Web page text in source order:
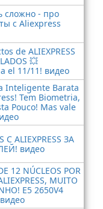
сложно - про
с Aliexpress
de ALIEXPRESS
💥
el 11/11! видео
Inteligente Barata
Tem Biometria,
Pouco! Mas vale
С ALIEXPRESS ЗА
видео
12 NÚCLEOS POR
MUITO
E5 2650V4